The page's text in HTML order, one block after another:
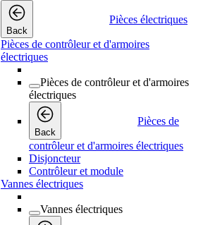
Back
Pièces électriques
Pièces de contrôleur et d'armoires
électriques
Pièces de contrôleur et d'armoires
électriques
Back
Pièces de
contrôleur et d'armoires électriques
Disjoncteur
Contrôleur et module
Vannes électriques
Vannes électriques